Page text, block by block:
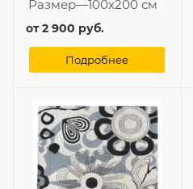
Размер—100x200 см
от2 900 руб.
Подробнее